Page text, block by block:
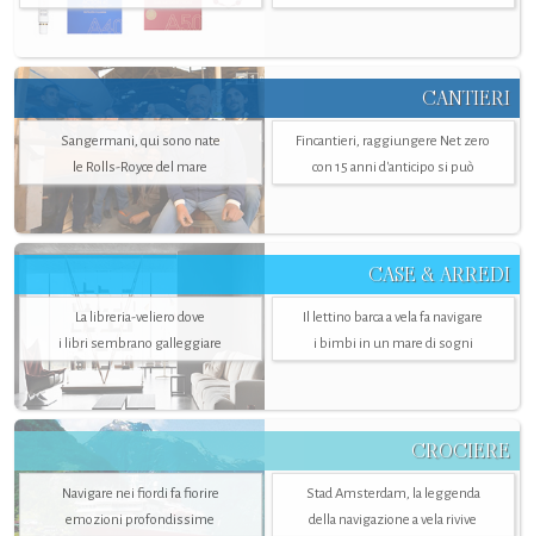
CANTIERI
Sangermani, qui sono nate
le Rolls-Royce del mare
Fincantieri, raggiungere Net zero
con 15 anni d'anticipo si può
CASE & ARREDI
La libreria-veliero dove
i libri sembrano galleggiare
Il lettino barca a vela fa navigare
i bimbi in un mare di sogni
CROCIERE
Navigare nei fiordi fa fiorire
emozioni profondissime
Stad Amsterdam, la leggenda
della navigazione a vela rivive